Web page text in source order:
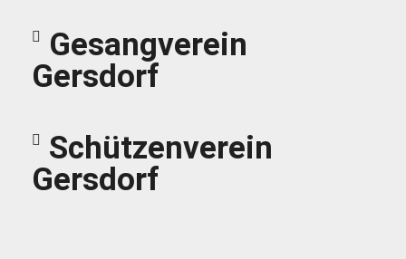
Gesangverein
Gersdorf
Schützenverein
Gersdorf